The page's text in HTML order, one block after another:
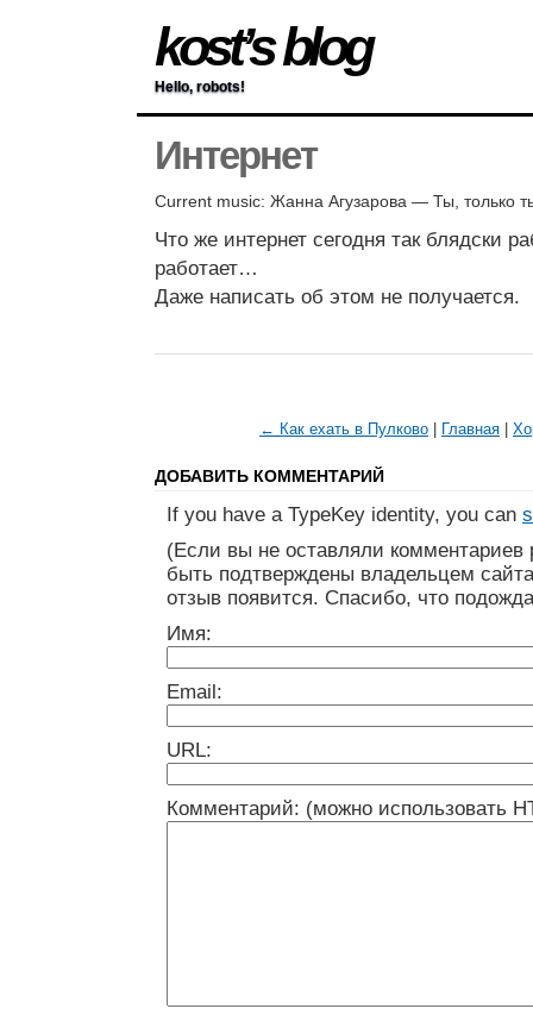
kost’s blog
Hello, robots!
Интернет
Current music: Жанна Агузарова — Ты, только
Что же интернет сегодня так блядски
работает…
Даже написать об этом не получается.
← Как ехать в Пулково Главная
ДОБАВИТЬ КОММЕНТАРИЙ
If you have a TypeKey identity, you can
(Если вы не оставляли
быть подтверждены владельцем
отзыв появится. Спасибо, что
Имя:
Email:
URL:
Комментарий: (можно использовать